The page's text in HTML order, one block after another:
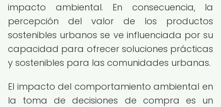
impacto ambiental. En consecuencia, la
percepción del valor de los productos
sostenibles urbanos se ve influenciada por su
capacidad para ofrecer soluciones prácticas
y sostenibles para las comunidades urbanas.
El impacto del comportamiento ambiental en
la toma de decisiones de compra es un